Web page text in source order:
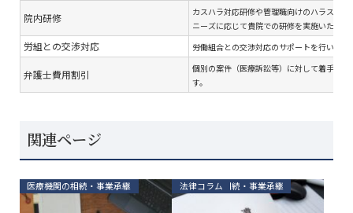
院内研修
カスハラ対応研修や管理職向けのハラスメン
ニーズに応じて貴院での研修を実施いたしま
労組との交渉対応 労働組合との交渉対応のサポートを行います
弁護士費用割引
個別の案件（医療訴訟等）に対して着手金を
す。
関連ページ
医療機関の相続・事業承継 医療機関の相続・事業承継
法律コラム